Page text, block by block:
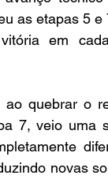
as etapas 5
em
quebrar o
7, veio uma
novas